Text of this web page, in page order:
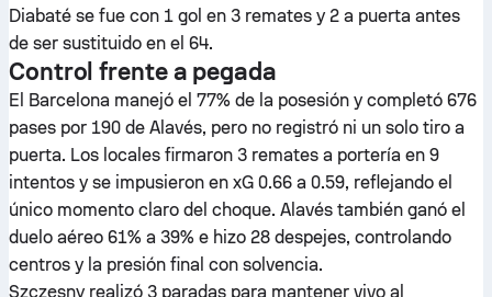
Diabaté se fue con 1 gol en 3 remates y 2 a puerta antes
de ser sustituido en el 64.
Control frente a pegada
El Barcelona manejó el 77% de la posesión y completó 676
pases por 190 de Alavés, pero no registró ni un solo tiro a
puerta. Los locales firmaron 3 remates a portería en 9
intentos y se impusieron en xG 0.66 a 0.59, reflejando el
único momento claro del choque. Alavés también ganó el
duelo aéreo 61% a 39% e hizo 28 despejes, controlando
centros y la presión final con solvencia.
Szczęsny realizó 3 paradas para mantener vivo al